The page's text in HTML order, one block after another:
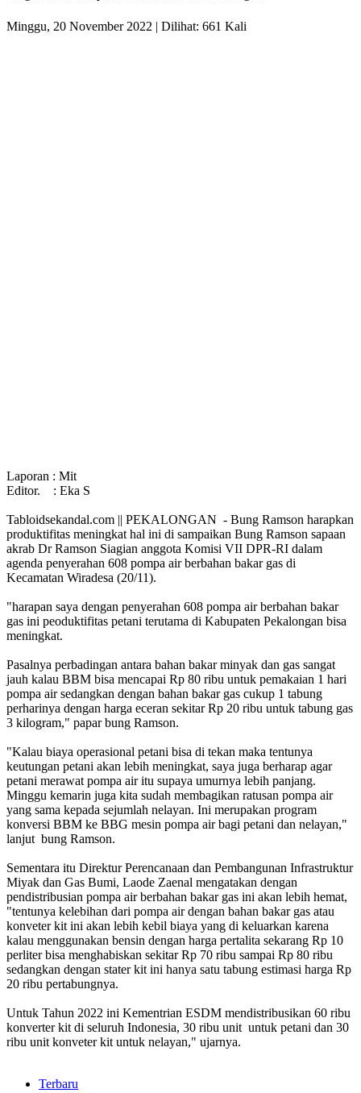
Minggu, 20 November 2022 | Dilihat: 661 Kali
Laporan : Mit
Editor. : Eka S
Tabloidsekandal.com || PEKALONGAN - Bung Ramson harapkan
produktifitas meningkat hal ini di sampaikan Bung Ramson sapaan
akrab Dr Ramson Siagian anggota Komisi VII DPR-RI dalam
agenda penyerahan 608 pompa air berbahan bakar gas di
Kecamatan Wiradesa (20/11).
"harapan saya dengan penyerahan 608 pompa air berbahan bakar
gas ini peoduktifitas petani terutama di Kabupaten Pekalongan bisa
meningkat.
Pasalnya perbadingan antara bahan bakar minyak dan gas sangat
jauh kalau BBM bisa mencapai Rp 80 ribu untuk pemakaian 1 hari
pompa air sedangkan dengan bahan bakar gas cukup 1 tabung
perharinya dengan harga eceran sekitar Rp 20 ribu untuk tabung gas
3 kilogram," papar bung Ramson.
"Kalau biaya operasional petani bisa di tekan maka tentunya
keutungan petani akan lebih meningkat, saya juga berharap agar
petani merawat pompa air itu supaya umurnya lebih panjang.
Minggu kemarin juga kita sudah membagikan ratusan pompa air
yang sama kepada sejumlah nelayan. Ini merupakan program
konversi BBM ke BBG mesin pompa air bagi petani dan nelayan,"
lanjut bung Ramson.
Sementara itu Direktur Perencanaan dan Pembangunan Infrastruktur
Miyak dan Gas Bumi, Laode Zaenal mengatakan dengan
pendistribusian pompa air berbahan bakar gas ini akan lebih hemat,
"tentunya kelebihan dari pompa air dengan bahan bakar gas atau
konveter kit ini akan lebih kebil biaya yang di keluarkan karena
kalau menggunakan bensin dengan harga pertalita sekarang Rp 10
perliter bisa menghabiskan sekitar Rp 70 ribu sampai Rp 80 ribu
sedangkan dengan stater kit ini hanya satu tabung estimasi harga Rp
20 ribu pertabungnya.
Untuk Tahun 2022 ini Kementrian ESDM mendistribusikan 60 ribu
konverter kit di seluruh Indonesia, 30 ribu unit untuk petani dan 30
ribu unit konveter kit untuk nelayan," ujarnya.
Terbaru